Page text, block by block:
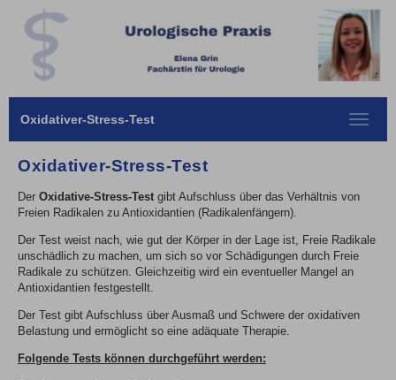
Oxidativer-Stress-Test
Toggle
Oxidativer-Stress-Test
Der Oxidative-Stress-Test gibt Aufschluss über das Verhältnis von
Freien Radikalen zu Antioxidantien (Radikalenfängern).
Der Test weist nach, wie gut der Körper in der Lage ist, Freie Radikale
unschädlich zu machen, um sich so vor Schädigungen durch Freie
Radikale zu schützen. Gleichzeitig wird ein eventueller Mangel an
Antioxidantien festgestellt.
Der Test gibt Aufschluss über Ausmaß und Schwere der oxidativen
Belastung und ermöglicht so eine adäquate Therapie.
Folgende Tests können durchgeführt werden: